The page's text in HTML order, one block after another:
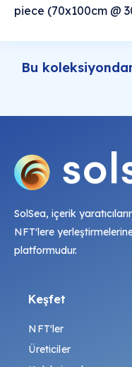
piece (70x100cm @
Bu
SolSea, içerik
NFT'lere
platformudur.
Keşfet
NFT'ler
Üreticiler